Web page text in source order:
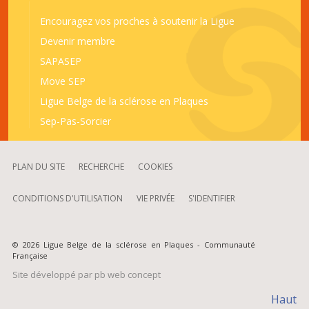
Encouragez vos proches à soutenir la Ligue
Devenir membre
SAPASEP
Move SEP
Ligue Belge de la sclérose en Plaques
Sep-Pas-Sorcier
PLAN DU SITE RECHERCHE COOKIES
CONDITIONS D'UTILISATION VIE PRIVÉE S'IDENTIFIER
© 2026 Ligue Belge de la sclérose en Plaques - Communauté
Française
Site développé par pb web concept
Haut